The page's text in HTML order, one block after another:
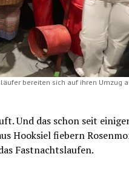
bereiten sich auf ihren Umzug
Und das schon seit
Hooksiel fiebern
Fastnachtslaufen.